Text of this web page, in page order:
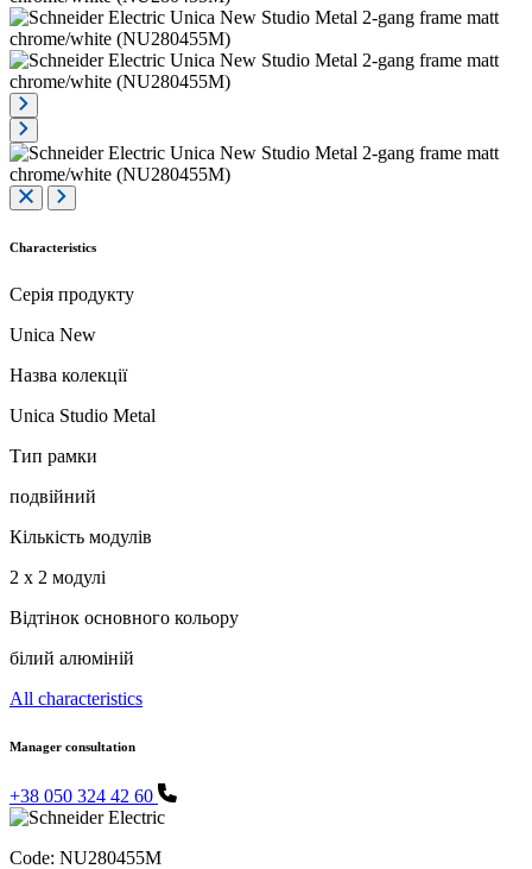
Characteristics
Серія продукту
Unica New
Назва колекції
Unica Studio Metal
Тип рамки
подвійний
Кількість модулів
2 x 2 модулі
Відтінок основного кольору
білий алюміній
All characteristics
Manager consultation
+38 050 324 42 60
Code: NU280455M